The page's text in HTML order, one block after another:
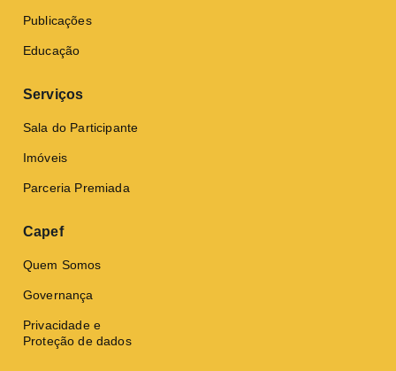
Publicações
Educação
Serviços
Sala do Participante
Imóveis
Parceria Premiada
Capef
Quem Somos
Governança
Privacidade e
Proteção de dados